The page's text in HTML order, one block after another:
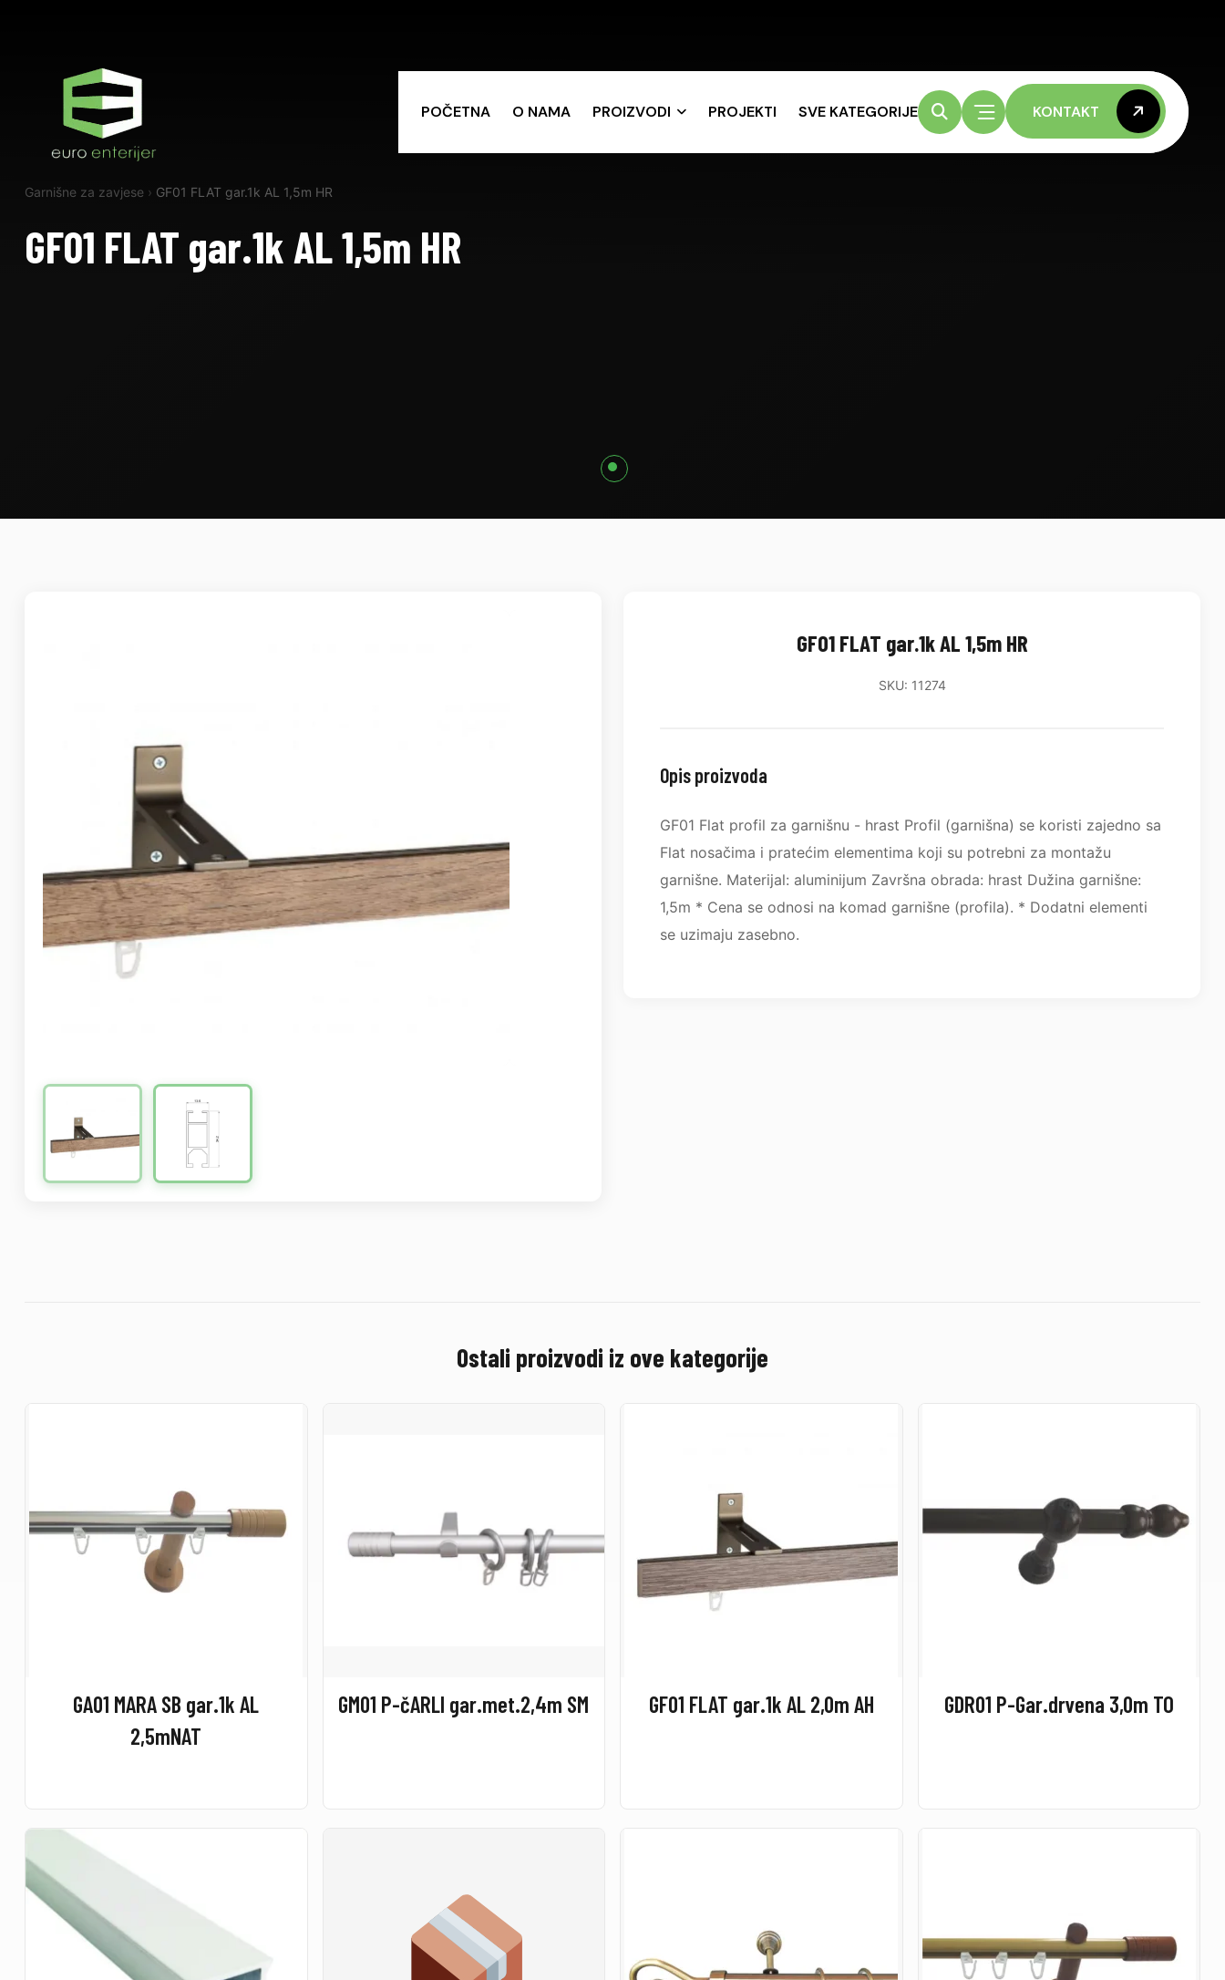
POČETNA O NAMA PROIZVODI PROJEKTI SVE KATEGORIJE KONTAKT
KONTAKT
Garnišne za zavjese › GF01 FLAT gar.1k AL 1,5m HR
GF01 FLAT gar.1k AL 1,5m HR
GF01 FLAT gar.1k AL 1,5m HR
SKU: 11274
Opis proizvoda
GF01 Flat profil za garnišnu - hrast Profil (garnišna) se koristi zajedno sa
Flat nosačima i pratećim elementima koji su potrebni za montažu
garnišne. Materijal: aluminijum Završna obrada: hrast Dužina garnišne:
1,5m * Cena se odnosi na komad garnišne (profila). * Dodatni elementi
se uzimaju zasebno.
Ostali proizvodi iz ove kategorije
GA01 MARA SB gar.1k AL
2,5mNAT
GM01 P-čARLI gar.met.2,4m SM GF01 FLAT gar.1k AL 2,0m AH GDR01 P-Gar.drvena 3,0m TO